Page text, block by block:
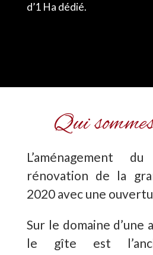
d’1 Ha dédié.
Qui
rénovation de la
2020 avec une
Sur le domaine d’une
le gîte est